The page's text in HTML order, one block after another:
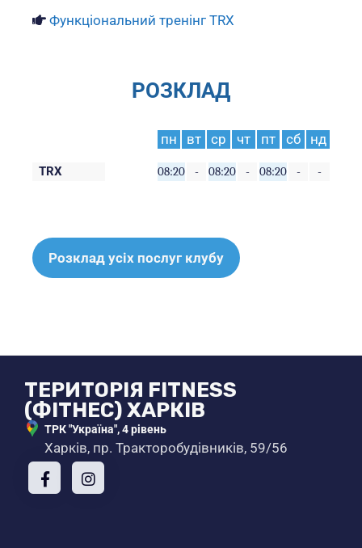
Функціональний тренінг TRX
РОЗКЛАД
пн вт ср чт пт сб нд
TRX 08:20 - 08:20 - 08:20 - -
Розклад усіх послуг клубу
ТЕРИТОРІЯ FITNESS
(ФІТНЕС) ХАРКІВ
ТРК "Україна", 4 рівень
Харків, пр. Тракторобудівників, 59/56